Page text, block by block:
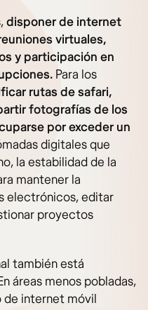
disponer de internet
virtuales,
y participación en
Para los
rutas de safari,
fotografías de los
por exceder un
digitales que
la estabilidad de la
mantener la
electrónicos, editar
proyectos
también está
áreas menos pobladas,
de internet móvil